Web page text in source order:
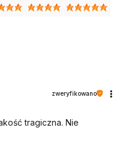
zweryfikowano
tragiczna. Nie